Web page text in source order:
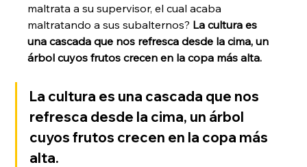
maltrata a su supervisor, el cual acaba
maltratando a sus subalternos? La cultura es
una cascada que nos refresca desde la cima, un
árbol cuyos frutos crecen en la copa más alta.
La cultura es una cascada que nos
refresca desde la cima, un árbol
cuyos frutos crecen en la copa más
alta.